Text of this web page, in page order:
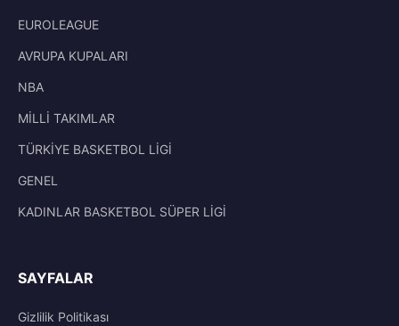
EUROLEAGUE
AVRUPA KUPALARI
NBA
MİLLİ TAKIMLAR
TÜRKİYE BASKETBOL LİGİ
GENEL
KADINLAR BASKETBOL SÜPER LİGİ
SAYFALAR
Gizlilik Politikası